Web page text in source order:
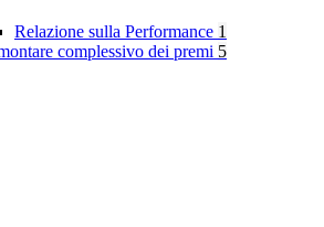
Relazione sulla Performance 1
complessivo dei premi 5